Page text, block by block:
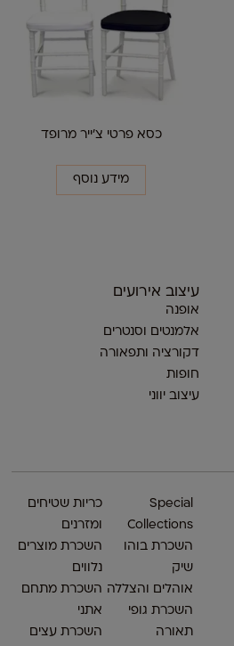
כסא פרטי צ'ייר מרופד
מידע נוסף
Special
Collections
השכרת בוהו
שיק
אוהלים והצללה
השכרת גופי
תאורה
כריות שטיחים
ומזרנים
השכרת מוצרים
נלווים
השכרת מתחם
אתני
השכרת עצים
עיצוב אירועים
אופנה
אלמנטים וסנטרים
דקורציה ותפאורה
חופות
עיצוב יווני